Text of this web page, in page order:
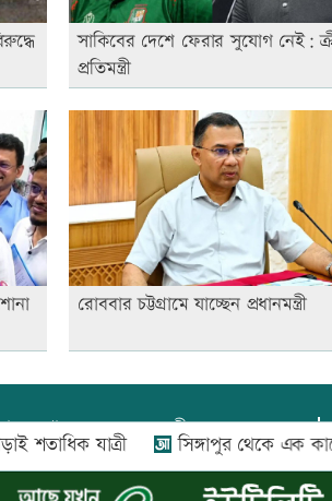
সাকিবের দেশে ফেরার সুযোগ নেই:
প্রতিমন্ত্রী
রোববার চট্টগ্রামে যাচ্ছেন প্রধানমন্ত্রী
সম্পাদক:আফজাল বারী
আফরিন কর্তৃক সম্পাদিত ও প্রকাশিত
৬ষ্ঠতলা, আল রাজী কমপ্লেক্স, ১৬৬-১৬৭
যাত্রী সিঙ্গাপুর থেকে এক কার্গো